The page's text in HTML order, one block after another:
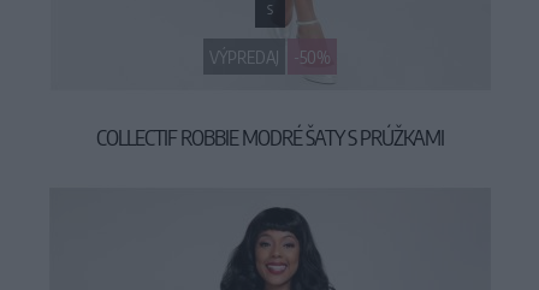
VÝPREDAJ -50%
S
COLLECTIF ROBBIE MODRÉ ŠATY S PRÚŽKAMI